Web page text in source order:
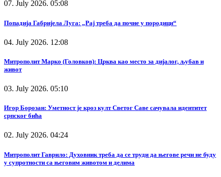
07. July 2026. 05:08
Попадија Габријела Луга: „Рај треба да почне у породици“
04. July 2026. 12:08
Митрополит Марко (Головков): Црква као место за дијалог, љубав и
живот
03. July 2026. 05:10
Игор Борозан: Уметност је кроз култ Светог Саве сачувала идентитет
српског бића
02. July 2026. 04:24
Митрополит Гаврило: Духовник треба да се труди да његове речи не буду
у супротности са његовим животом и делима